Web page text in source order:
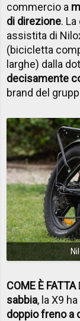
commercio a
di direzione.
assistita di
(bicicletta
larghe) dalla
decisamente
brand del
COME È FATTA
sabbia, la X9
doppio freno a